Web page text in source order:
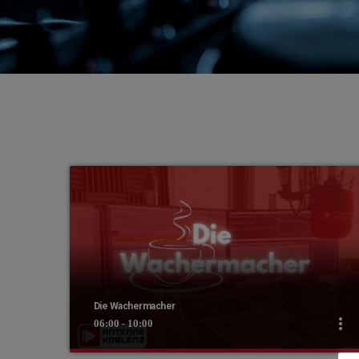
Die Wachermacher
06:00 - 10:00 more_vert